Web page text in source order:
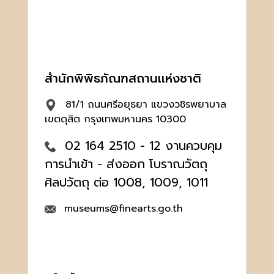
สำนักพิพิธภัณฑสถานเเห่งชาติ
81/1 ถนนศรีอยุธยา แขวงวชิรพยาบาล
เขตดุสิต กรุงเทพมหานคร 10300
02 164 2510 - 12 งานควบคุม
การนำเข้า - ส่งออก โบราณวัตถุ
ศิลปวัตถุ ต่อ 1008, 1009, 1011
museums@finearts.go.th